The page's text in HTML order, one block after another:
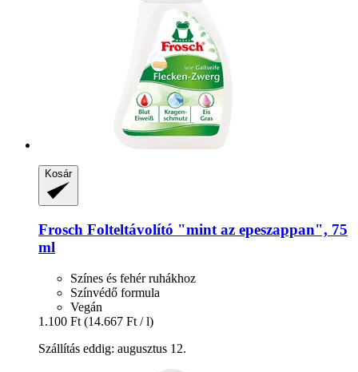
Kosár
Frosch Folteltávolító "mint az epeszappan", 75
ml
Színes és fehér ruhákhoz
Színvédő formula
Vegán
1.100 Ft (14.667 Ft / l)
Szállítás eddig: augusztus 12.